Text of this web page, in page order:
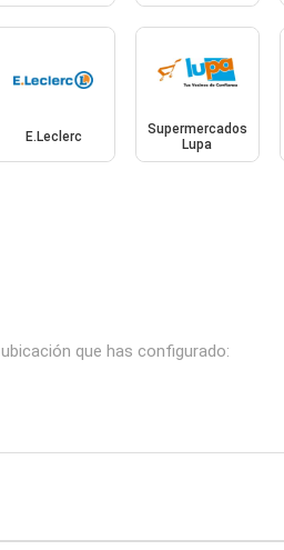
E.Leclerc
Supermercados
Lupa
que has configurado: